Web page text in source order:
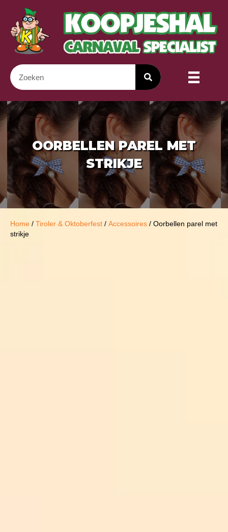
OORBELLEN PAREL MET
STRIKJE
Home / Tiroler & Oktoberfest / Accessoires / Oorbellen parel met
strikje